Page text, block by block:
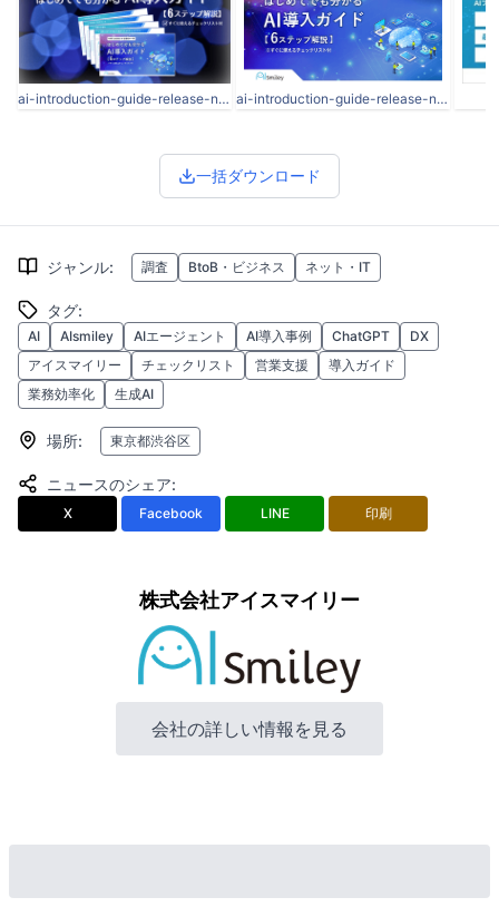
ai-introduction-guide-release-news (3).png ai-introduction-guide-release-news eyecatch.PNG
一括ダウンロード
ジャンル: 調査 BtoB・ビジネス ネット・IT
タグ:
AI AIsmiley AIエージェント AI導入事例 ChatGPT
DX
アイスマイリー
チェックリスト 営業支援
導入ガイド
業務効率化
生成AI
場所: 東京都渋谷区
ニュースのシェア:
X Facebook LINE 印刷
株式会社アイスマイリー
会社の詳しい情報を見る